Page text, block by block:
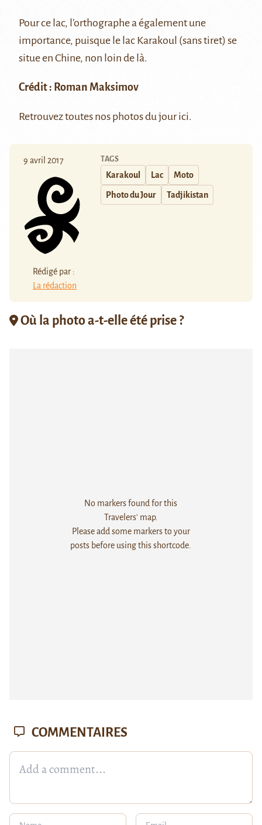
Pour ce lac, l’orthographe a également une
importance, puisque le lac Karakoul (sans tiret) se
situe en Chine, non loin de là.
Crédit : Roman Maksimov
Retrouvez toutes nos photos du jourici.
9 avril 2017
Rédigé par :
La rédaction
TAGS
Karakoul Lac Moto
Photo du Jour Tadjikistan
Où la photo a-t-elle été prise ?
No markers found for this
Travelers' map.
Please add some markers to your
posts before using this shortcode.
COMMENTAIRES